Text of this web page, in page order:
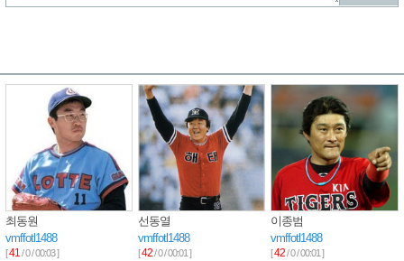
최동원
vmffotl1488
[41/ 0 / 00:03 ]
선동열
vmffotl1488
[42/ 0 / 00:01 ]
이종범
vmffotl1488
[42/ 0 / 00:01 ]